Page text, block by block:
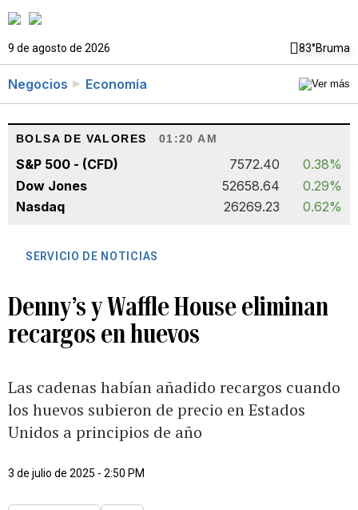
9 de agosto de 2026 83°Bruma
Negocios Economía
BOLSA DE VALORES 01:20 AM
S&P 500 - (CFD) 7572.40
0.38%
Dow Jones
52658.64
0.29%
Nasdaq
26269.23 0.62%
SERVICIO DE NOTICIAS
Denny’s y Waffle House eliminan
recargos en huevos
Las cadenas habían añadido recargos cuando
los huevos subieron de precio en Estados
Unidos a principios de año
3 de julio de 2025 - 2:50 PM